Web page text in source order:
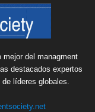
del managment
destacados expertos
líderes globales.